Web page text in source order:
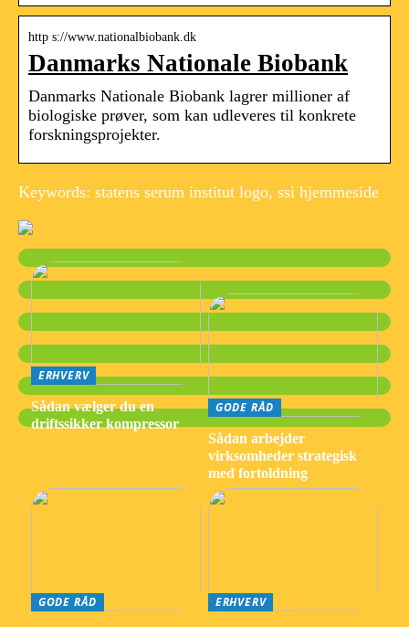
http s://www.nationalbiobank.dk
Danmarks Nationale Biobank
Danmarks Nationale Biobank lagrer millioner af
biologiske prøver, som kan udleveres til konkrete
forskningsprojekter.
Keywords: statens serum institut logo, ssi hjemmeside
ERHVERV
Sådan vælger du en
driftssikker kompressor
GODE RÅD
Sådan arbejder
virksomheder strategisk
med fortoldning
GODE RÅD
ERHVERV